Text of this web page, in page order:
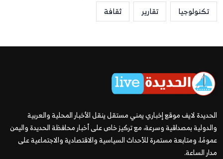
تكنولوجيا
تقارير ثقافة
الحديدة لايف موقع إخباري يمني مستقل ينقل الأخبار المحلية والعربية
والدولية بمصداقية وسرعة، مع تركيز خاص على أخبار محافظة الحديدة واليمن
عمومًا، ومتابعة مستمرة للأحداث السياسية والاقتصادية والاجتماعية على
مدار الساعة.